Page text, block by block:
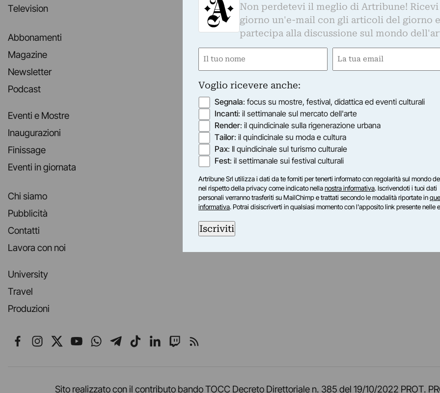
Television
Abbonamenti
Magazine
Newsletter
Podcast
Eventi e Mostre
Inaugurazioni
Finissage
Eventi in giornata
Chi siamo
Pubblicità
Contatti
Lavora con noi
University
Travel
Produzioni
Seguici su Facebook
Seguici su Instagram
Seguici su X
Seguici su YouTube
Seguici su WhatsApp
Seguici su Telegram
Seguici su TikTok
Seguici su LinkedIn
Seguici su Twitch
Seguici su Rss
Sito realizzato con il contributo bando TOCC Decreto Direttoriale n. 385 del 19/10/2022 PROT.
Non perdetevi il meglio di Artribune!
giorno un'e-mail con gli articoli del giorno
partecipa alla discussione sul mondo
Nome
Email
Voglio ricevere anche:
Segnala: focus su mostre, festival, didattica ed eventi culturali
Incanti: il settimanale sul mercato dell'arte
Render: il quindicinale sulla rigenerazione urbana
Tailor: il quindicinale su moda e cultura
Pax: Il quindicinale sul turismo culturale
Fest: il settimanale sui festival culturali
Artribune Srl utilizza i dati da te forniti per tenerti informato con regolarità sul mondo
nel rispetto della privacy come indicato nellanostra informativa. Iscrivendoti i tuoi dati
personali verranno trasferiti su MailChimp e trattati secondo le modalità riportate in
informativa. Potrai disiscriverti in qualsiasi momento con l'apposito link presente nelle
Iscriviti